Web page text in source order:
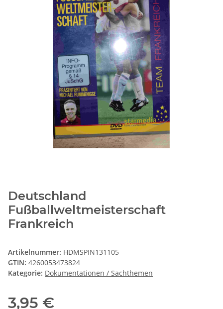
Deutschland
Fußballweltmeisterschaft
Frankreich
Artikelnummer: HDMSPIN131105
GTIN: 4260053473824
Kategorie: Dokumentationen / Sachthemen
3,95 €